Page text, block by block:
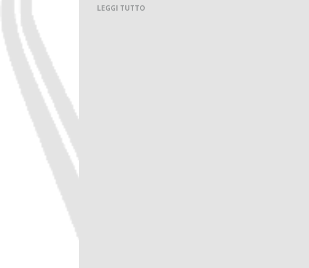
LEGGI TUTTO